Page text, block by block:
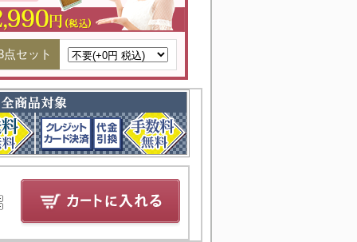
セット